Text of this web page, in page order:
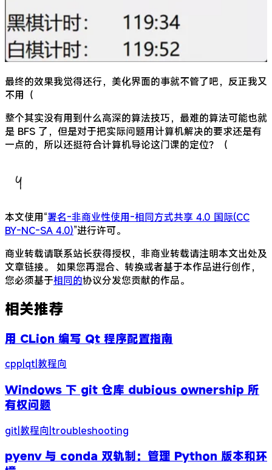
最终的效果我觉得还行，美化界面的事就不管了吧，反正我又
不用（
整个其实没有用到什么高深的算法技巧，最难的算法可能也就
是 BFS 了，但是对于把实际问题用计算机解决的要求还是有
一点的，所以还挺符合计算机导论这门课的定位？（
本文使用“署名-非商业性使用-相同方式共享 4.0 国际(CC
BY-NC-SA 4.0)”进行许可。
商业转载请联系站长获得授权，非商业转载请注明本文出处及
文章链接。 如果您再混合、转换或者基于本作品进行创作，
您必须基于相同的协议分发您贡献的作品。
相关推荐
用 CLion 编写 Qt 程序配置指南
cpp|qt|教程向
Windows 下 git 仓库 dubious ownership 所
有权问题
git|教程向|troubleshooting
pyenv 与 conda 双轨制：管理 Python 版本和环